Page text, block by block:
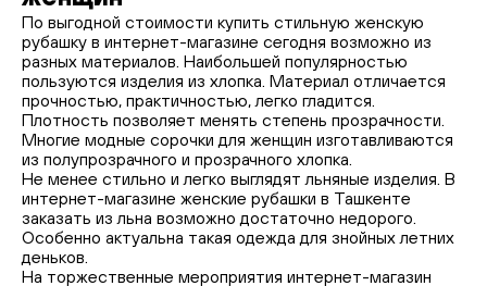
По выгодной стоимости купить стильную женскую
рубашку в интернет-магазине сегодня возможно из
разных материалов. Наибольшей популярностью
пользуются изделия из хлопка. Материал отличается
прочностью, практичностью, легко гладится.
Плотность позволяет менять степень прозрачности.
Многие модные сорочки для женщин изготавливаются
из полупрозрачного и прозрачного хлопка.
Не менее стильно и легко выглядят льняные изделия. В
интернет-магазине женские рубашки в Ташкенте
заказать из льна возможно достаточно недорого.
Особенно актуальна такая одежда для знойных летних
деньков.
На торжественные мероприятия интернет-магазин